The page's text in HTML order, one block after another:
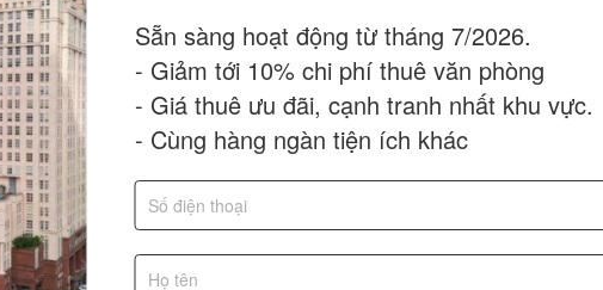
Sẵn sàng hoạt động từ tháng 7/2026.
- Giảm tới 10% chi phí thuê văn phòng
- Giá thuê ưu đãi, cạnh tranh nhất khu vực.
- Cùng hàng ngàn tiện ích khác